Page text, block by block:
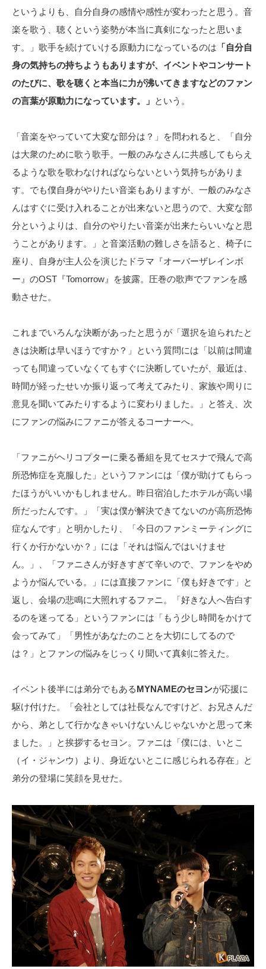
というよりも、自分自身の感情や感性が変わったと思う。音
楽を歌う、聴くという姿勢が本当に真剣になったと思いま
す。」歌手を続けていける原動力になっているのは 「自分自
身の気持ちの持ちようもありますが、イベントやコンサート
のたびに、歌を聴くと本当に力が沸いてきますなどのファン
の言葉が原動力になっています。」 という。
「音楽をやっていて大変な部分は？」を問われると、「自分
は大衆のために歌う歌手。一般のみなさんに共感してもらえ
るような歌を歌わなければならないという気持ちがありま
す。でも僕自身がやりたい音楽もありますが、一般のみなさ
んはすぐに受け入れることが出来ないと思うので、大変な部
分というよりは、自分のやりたい音楽が出来たらいいなと思
うことがあります。」と音楽活動の難しさを語ると、椅子に
座り、自身が主人公を演じたドラマ『オーバーザレインボ
ー』のOST『Tomorrow』を披露。圧巻の歌声でファンを感
動させた。
これまでいろんな決断があったと思うが「選択を迫られたと
きは決断は早いほうですか？」という質問には「以前は間違
っても間違っていなくてもすぐに決断していたが、最近は、
時間が経ったせいか振り返って考えてみたり、家族や周りに
意見を聞いてみたりするように変わりました。」と答え、次
にファンの悩みにファニが答えるコーナーへ。
「ファニがヘリコプターに乗る番組を見てセスナで飛んで高
所恐怖症を克服した」というファンには「僕が助けてもらっ
たほうがいいかもしれません。昨日宿泊したホテルが高い場
所だったんです。」「実は僕が解決できてないのが高所恐怖
症なんです」と明かしたり、「今日のファンミーティングに
行くか行かないか？」には「それは悩んではいけませ
ん。」、「ファニさんが好きすぎて辛いので、ファンをやめ
ようか悩んでいる。」には直接ファンに「僕も好きです」と
返し、会場の悲鳴に大照れするファニ。「好きな人へ告白す
るのを迷ってる」というファンには「もう少し時間をかけて
会ってみて」「男性があなたのことを大切にしてるので
は？」とファンの悩みをじっくり聞いて真剣に答えた。
イベント後半には弟分でもあるMYNAMEのセヨンが応援に
駆け付けた。「会社としては社長なんですけど、お兄さんだ
から、弟として行かなきゃいけないんじゃないかと思って来
ました。」と挨拶するセヨン。ファニは「僕には、いとこ
（イ・ジャンウ）より、身近ないとこに感じられる存在」と
弟分の登場に笑顔を見せた。